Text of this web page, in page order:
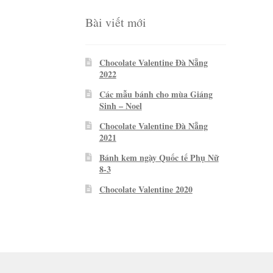
Bài viết mới
Chocolate Valentine Đà Nẵng
2022
Các mẫu bánh cho mùa Giáng
Sinh – Noel
Chocolate Valentine Đà Nẵng
2021
Bánh kem ngày Quốc tế Phụ Nữ
8-3
Chocolate Valentine 2020